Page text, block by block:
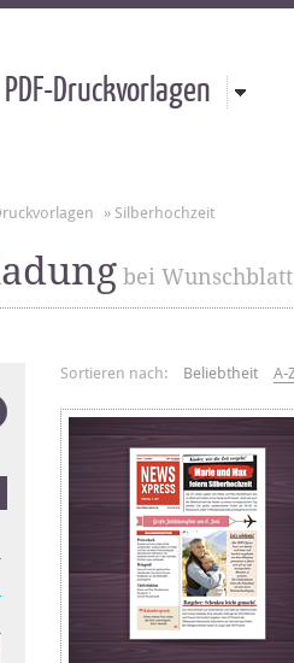
PDF-Druckvorlagen
» Silberhochzeit
bei Wunschblatt
Sortieren nach: Beliebtheit A-